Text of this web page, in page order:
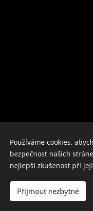
Vytvořeno
Používáme cookies,
bezpečnost našich
nejlepší zkušenost při
Přijmout nezbytné